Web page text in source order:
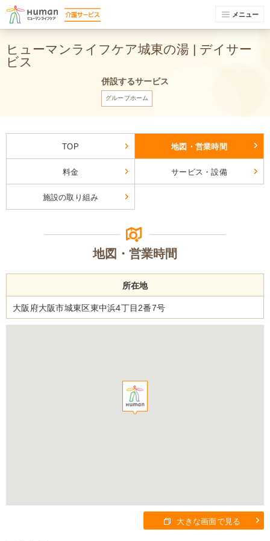
メニュー
ヒューマンライフケア城東の湯 | デイサー
ビス
併設するサービス
グループホーム
TOP 地図・営業時間
料金 サービス・設備
施設の取り組み
地図・営業時間
所在地
大阪府大阪市城東区東中浜4丁目2番7号
大きな画面で見る